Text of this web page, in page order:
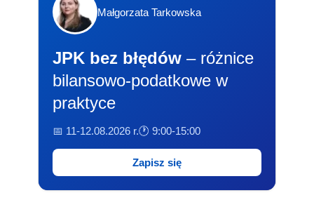
Małgorzata Tarkowska
JPK bez błędów – różnice
bilansowo-podatkowe w
praktyce
📅 11-12.08.2026 r.🕐 9:00-15:00
Zapisz się